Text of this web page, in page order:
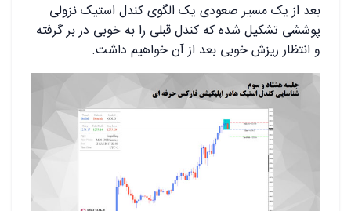
بعد از یک مسیر صعودی یک الگوی کندل استیک نزولی
پوششی تشکیل شده که کندل قبلی را به خوبی در بر گرفته
و انتظار ریزش خوبی بعد از آن خواهیم داشت.